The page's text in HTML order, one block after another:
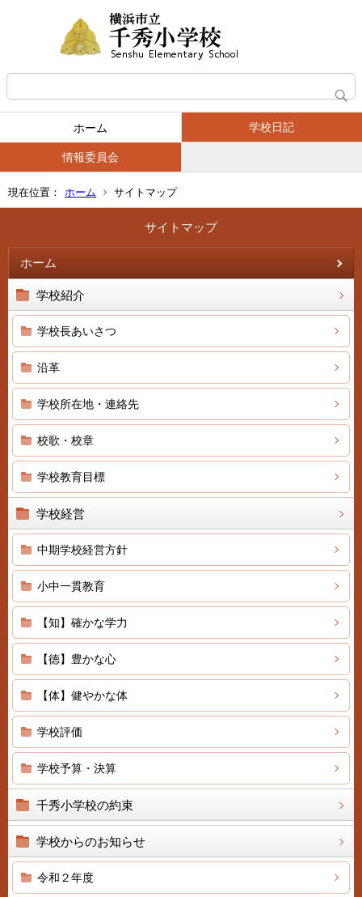
ホーム 学校日記
情報委員会
現在位置： ホーム サイトマップ
サイトマップ
ホーム
学校紹介
学校長あいさつ
沿革
学校所在地・連絡先
校歌・校章
学校教育目標
学校経営
中期学校経営方針
小中一貫教育
【知】確かな学力
【徳】豊かな心
【体】健やかな体
学校評価
学校予算・決算
千秀小学校の約束
学校からのお知らせ
令和２年度